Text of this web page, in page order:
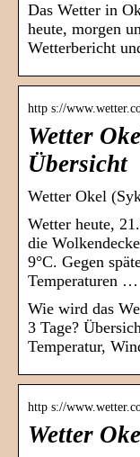
Das Wetter in
heute, morgen
Wetterbericht
http s://
Wetter
Übersicht
Wetter Okel
Wetter heute,
die
9°C. Gegen
Temperaturen …
Wie wird das
3 Tage?
Temperatur,
http s://
Wetter